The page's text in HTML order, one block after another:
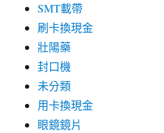
SMT載帶
刷卡換現金
壯陽藥
封口機
未分類
用卡換現金
眼鏡鏡片